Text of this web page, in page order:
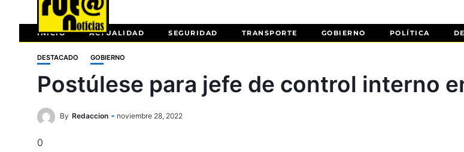
INICIO ACTUALIDAD SEGURIDAD TRANSPORTE GOBIERNO POLÍTICA
DESTACADO GOBIERNO
Postúlese para jefe de control interno
By Redaccion noviembre 28, 2022
0